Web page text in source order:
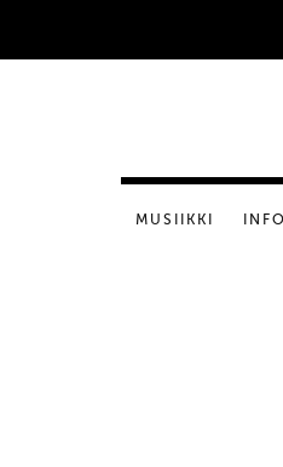
MUSIIKKI INFO